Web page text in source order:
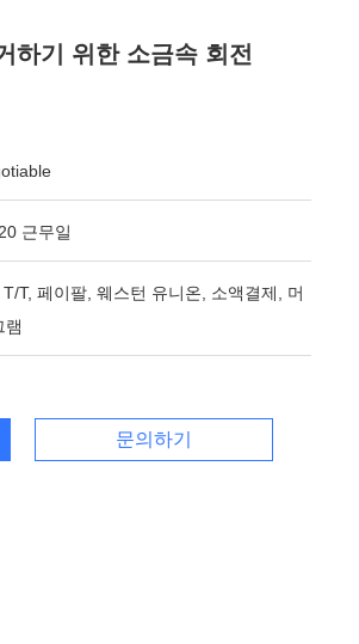
하기 위한 소금속 회전
근무일
T/T, 페이팔, 웨스턴 유니온, 소액결제, 머
램
문의하기